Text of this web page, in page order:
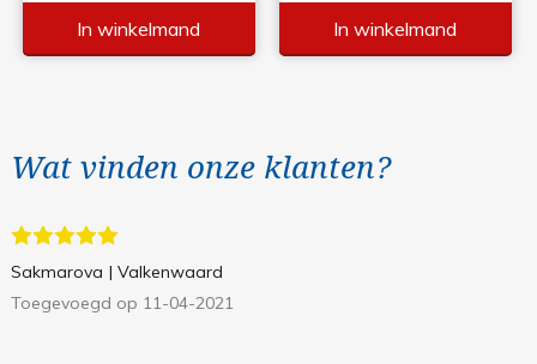
In winkelmand In winkelmand
Wat vinden onze klanten?
Sakmarova | Valkenwaard
Toegevoegd op 11-04-2021